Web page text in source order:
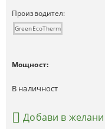
Производител:
GreenEcoTherm
Мощност:
В наличност
Добави в желани